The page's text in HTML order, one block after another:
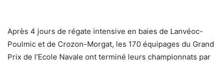
Après 4 jours de régate intensive en baies de Lanvéoc-
Poulmic et de Crozon-Morgat, les 170 équipages du Grand
Prix de l’Ecole Navale ont terminé leurs championnats par